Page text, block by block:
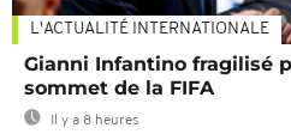
L'ACTUALITÉ INTERNATIONALE
Gianni Infantino fragilisé
sommet de la FIFA
Il y a 8 heures